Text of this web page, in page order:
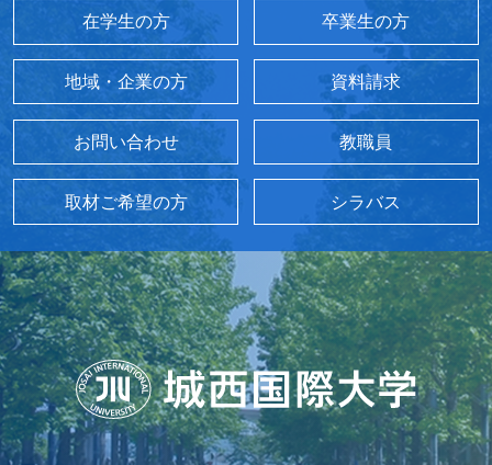
在学生の方 卒業生の方
地域・企業の方 資料請求
お問い合わせ 教職員
取材ご希望の方 シラバス